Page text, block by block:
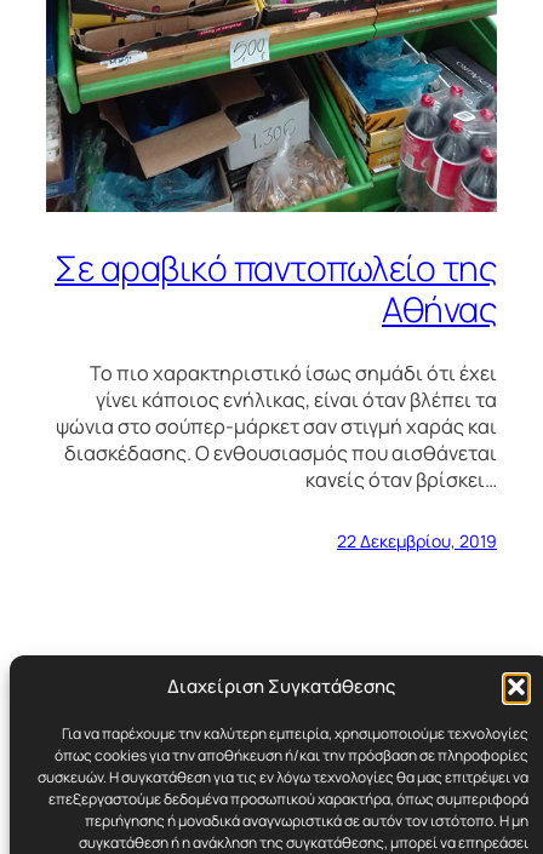
Διαχείριση Συγκατάθεσης
Για να παρέχουμε την καλύτερη εμπειρία, χρησιμοποιούμε τεχνολογίες
όπως cookies για την αποθήκευση ή/και την πρόσβαση σε πληροφορίες
συσκευών. Η συγκατάθεση για τις εν λόγω τεχνολογίες θα μας επιτρέψει να
επεξεργαστούμε δεδομένα προσωπικού χαρακτήρα, όπως συμπεριφορά
περιήγησης ή μοναδικά αναγνωριστικά σε αυτόν τον ιστότοπο. Η μη
συγκατάθεση ή η ανάκληση της συγκατάθεσης, μπορεί να επηρεάσει
Σε αραβικό παντοπωλείο της
Αθήνας
Το πιο χαρακτηριστικό ίσως σημάδι ότι έχει
γίνει κάποιος ενήλικας, είναι όταν βλέπει τα
ψώνια στο σούπερ-μάρκετ σαν στιγμή χαράς και
διασκέδασης. Ο ενθουσιασμός που αισθάνεται
κανείς όταν βρίσκει…
22 Δεκεμβρίου, 2019
Cynicult.gr
Retro | Humor | Underground Stuff